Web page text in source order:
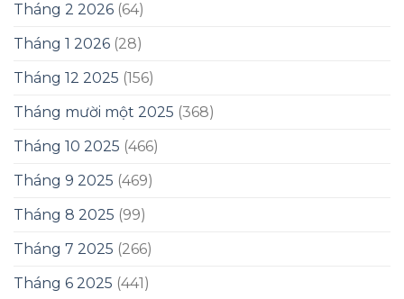
Tháng 2 2026 (64)
Tháng 1 2026 (28)
Tháng 12 2025 (156)
Tháng mười một 2025 (368)
Tháng 10 2025 (466)
Tháng 9 2025 (469)
Tháng 8 2025 (99)
Tháng 7 2025 (266)
Tháng 6 2025 (441)